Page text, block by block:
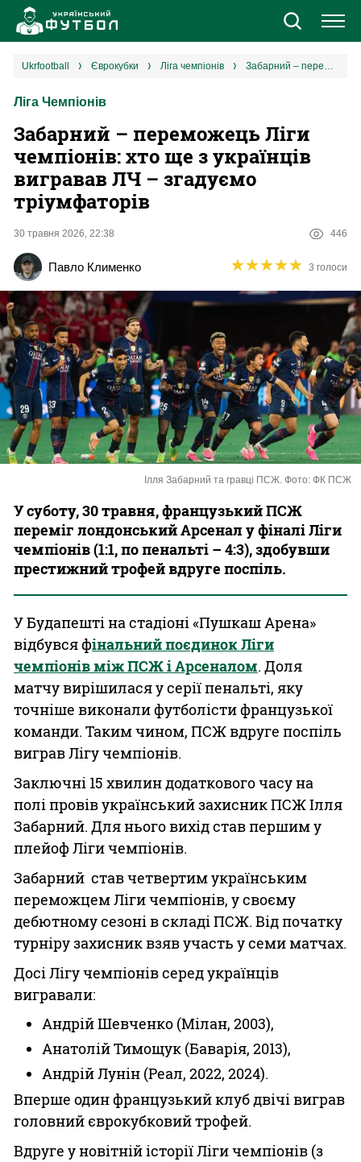
Новини
Єврокубки
УПЛ
Букмекери
Казино
ukrfootball єврокубки ліга чемпіонів Забарний – переможець Ліги чемпіонів: хто ще з українців вигравав ЛЧ – згадуємо тріумфаторів
Ліга Чемпіонів
Забарний – переможець Ліги
чемпіонів: хто ще з українців
вигравав ЛЧ – згадуємо
тріумфаторів
30 травня 2026, 22:38 446
Павло Клименко ★★★★★
★★★★★ 3 голоси
Ілля Забарний та гравці ПСЖ. Фото: ФК ПСЖ
У суботу, 30 травня, французький ПСЖ
переміг лондонський Арсенал у фіналі Ліги
чемпіонів (1:1, по пенальті – 4:3), здобувши
престижний трофей вдруге поспіль.
У Будапешті на стадіоні «Пушкаш Арена»
відбувся фінальний поєдинок Ліги
чемпіонів між ПСЖ і Арсеналом. Доля
матчу вирішилася у серії пенальті, яку
точніше виконали футболісти французької
команди. Таким чином, ПСЖ вдруге поспіль
виграв Лігу чемпіонів.
Заключні 15 хвилин додаткового часу на
полі провів український захисник ПСЖ Ілля
Забарний. Для нього вихід став першим у
плейоф Ліги чемпіонів.
Забарний став четвертим українським
переможцем Ліги чемпіонів, у своєму
дебютному сезоні в складі ПСЖ. Від початку
турніру захисник взяв участь у семи матчах.
Досі Лігу чемпіонів серед українців
вигравали:
Андрій Шевченко (Мілан, 2003),
Анатолій Тимощук (Баварія, 2013),
Андрій Лунін (Реал, 2022, 2024).
Вперше один французький клуб двічі виграв
головний єврокубковий трофей.
Вдруге у новітній історії Ліги чемпіонів (з